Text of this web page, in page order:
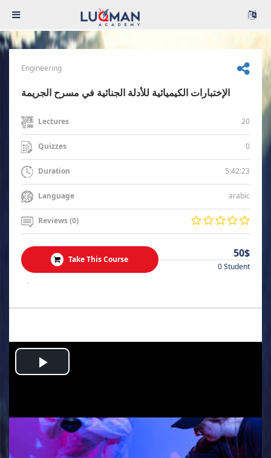
Engineering
الإختبارات الكيميائية للأدلة الجنائية في مسرح الجريمة
Lectures 20
Quizzes 0
Duration 5:42:23
Language arabic
Reviews (0)
Take This Course 50$
0 Student
.
Play